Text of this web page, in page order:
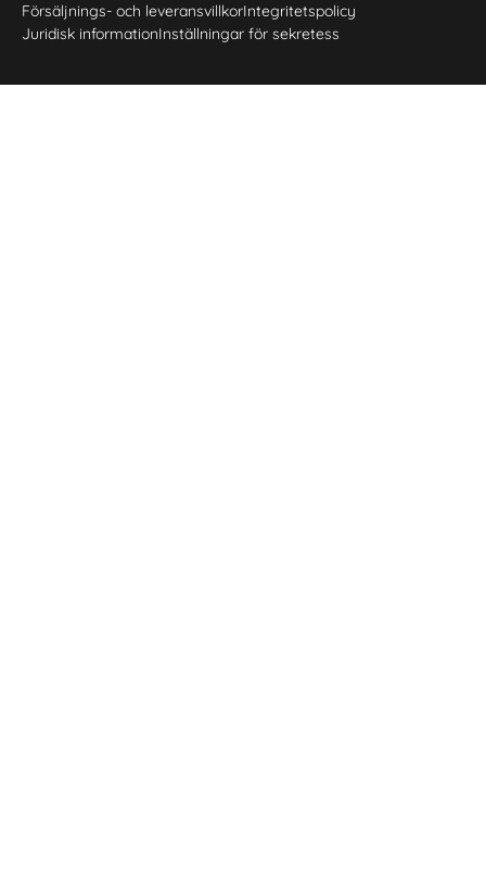
Försäljnings- och leveransvillkorIntegritetspolicy
Juridisk informationInställningar för sekretess